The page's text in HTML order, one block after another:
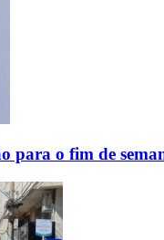
para o fim de